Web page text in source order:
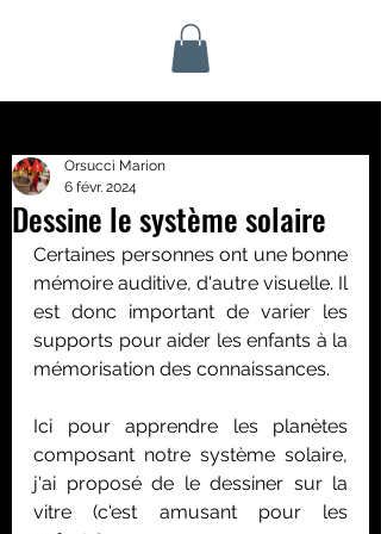
Dessine le système solaire
Orsucci Marion
6 févr. 2024
Certaines personnes ont une bonne
mémoire auditive, d'autre visuelle. Il
est donc important de varier les
supports pour aider les enfants à la
mémorisation des connaissances.
Ici pour apprendre les planètes
composant notre système solaire,
j'ai proposé de le dessiner sur la
vitre (c'est amusant pour les